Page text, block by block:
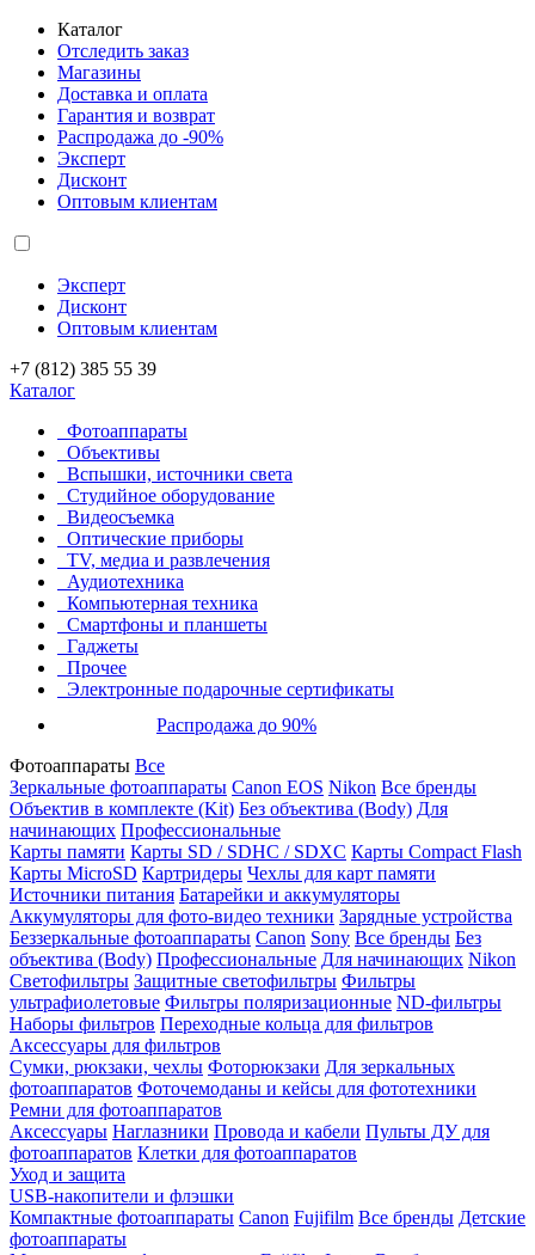
Каталог
Отследить заказ
Магазины
Доставка и оплата
Гарантия и возврат
Распродажа до -90%
Эксперт
Дисконт
Оптовым клиентам
Эксперт
Дисконт
Оптовым клиентам
+7 (812) 385 55 39
Каталог
Фотоаппараты
Объективы
Вспышки, источники света
Студийное оборудование
Видеосъемка
Оптические приборы
TV, медиа и развлечения
Аудиотехника
Компьютерная техника
Смартфоны и планшеты
Гаджеты
Прочее
Электронные подарочные сертификаты
Распродажа до 90%
Фотоаппараты Все
Зеркальные фотоаппараты Canon EOS Nikon Все бренды
Объектив в комплекте (Kit) Без объектива (Body) Для
начинающих Профессиональные
Карты памяти Карты SD / SDHC / SDXC Карты Compact Flash
Карты MicroSD Картридеры Чехлы для карт памяти
Источники питания Батарейки и аккумуляторы
Аккумуляторы для фото-видео техники Зарядные устройства
Беззеркальные фотоаппараты Canon Sony Все бренды Без
объектива (Body) Профессиональные Для начинающих Nikon
Светофильтры Защитные светофильтры Фильтры
ультрафиолетовые Фильтры поляризационные ND-фильтры
Наборы фильтров Переходные кольца для фильтров
Аксессуары для фильтров
Сумки, рюкзаки, чехлы Фоторюкзаки Для зеркальных
фотоаппаратов Фоточемоданы и кейсы для фототехники
Ремни для фотоаппаратов
Аксессуары Наглазники Провода и кабели Пульты ДУ для
фотоаппаратов Клетки для фотоаппаратов
Уход и защита
USB-накопители и флэшки
Компактные фотоаппараты Canon Fujifilm Все бренды Детские
фотоаппараты